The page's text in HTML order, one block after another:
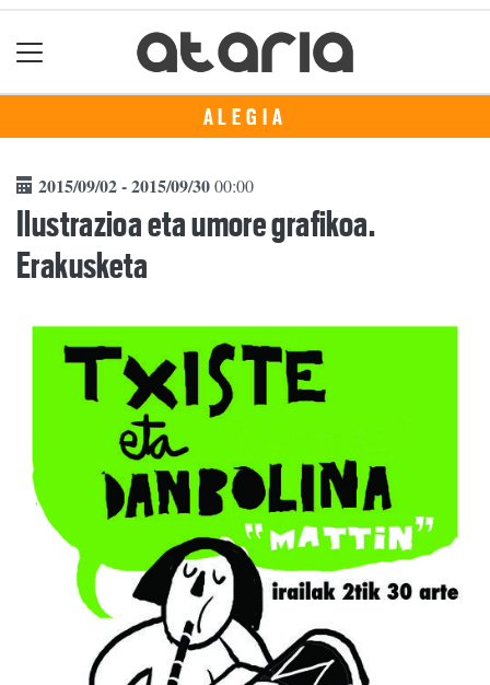
ALEGIA
2015/09/02 - 2015/09/3000:00
Ilustrazioa eta umore grafikoa.
Erakusketa